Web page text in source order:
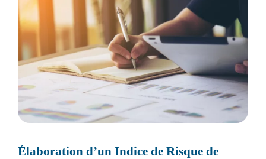
Élaboration d’un Indice de Risque de